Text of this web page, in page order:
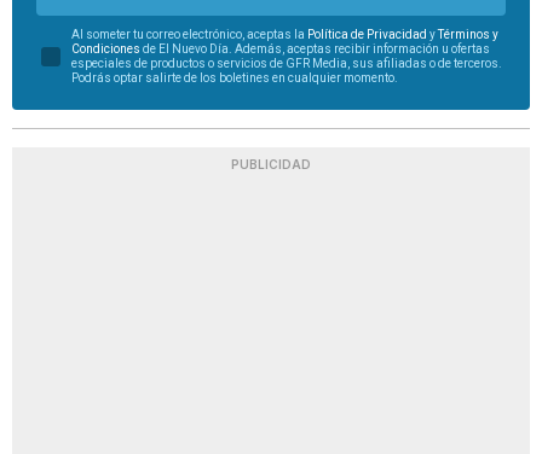
Al someter tu correo electrónico, aceptas la Política de Privacidad yTérminos y
Condiciones de El Nuevo Día. Además, aceptas recibir información u ofertas
especiales de productos o servicios de GFR Media, sus afiliadas o de terceros.
Podrás optar salirte de los boletines en cualquier momento.
PUBLICIDAD